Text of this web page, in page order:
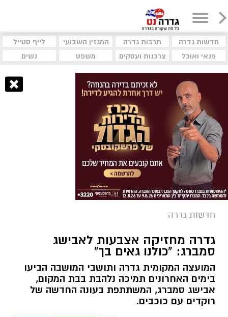
חדשות גדרה תרבות גדרה המגזין השבועי
לייף סטייל
פנאי ואוכל
צרכנות ועסקים משפט נשים
חדשות גדרה
גדרה מחזיקה אצבעות לאבישג
סמברג: "כולנו גאים בך"
המועצה המקומית גדרה ותושבי המושבה הביעו
בימים האחרונים תמיכה נלהבת בבת המקום,
אבישג סמברג, המשתתפת בעונה החדשה של
רוקדים עם כוכבים.